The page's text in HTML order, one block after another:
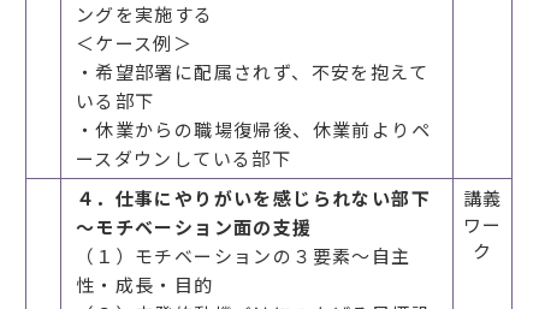
ングを実施する
＜ケース例＞
・希望部署に配属されず、不安を抱えて
いる部下
・休業からの職場復帰後、休業前よりペ
ースダウンしている部下
４．仕事にやりがいを感じられない部下
～モチベーション面の支援
（１）モチベーションの３要素～自主
性・成長・目的
講義
ワー
ク